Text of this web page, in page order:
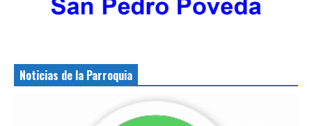
Noticias de la Parroquia